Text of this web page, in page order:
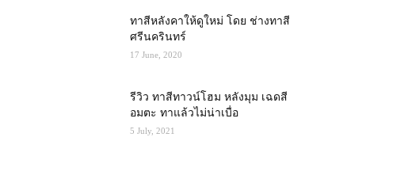
ทาสีหลังคาให้ดูใหม่ โดย ช่างทาสี
ศรีนครินทร์
17 June, 2020
รีวิว ทาสีทาวน์โฮม หลังมุม เฉดสี
อมตะ ทาแล้วไม่น่าเบื่อ
5 July, 2021